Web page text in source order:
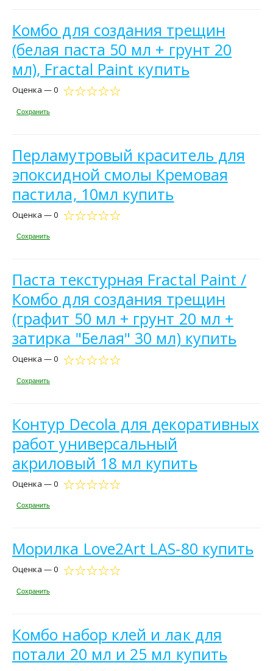
Комбо для создания трещин
(белая паста 50 мл + грунт 20
мл), Fractal Paint купить
Оценка — 0
Сохранить
Перламутровый краситель для
эпоксидной смолы Кремовая
пастила, 10мл купить
Оценка — 0
Сохранить
Паста текстурная Fractal Paint /
Комбо для создания трещин
(графит 50 мл + грунт 20 мл +
затирка "Белая" 30 мл) купить
Оценка — 0
Сохранить
Контур Decola для декоративных
работ универсальный
акриловый 18 мл купить
Оценка — 0
Сохранить
Морилка Love2Art LAS-80 купить
Оценка — 0
Сохранить
Комбо набор клей и лак для
потали 20 мл и 25 мл купить